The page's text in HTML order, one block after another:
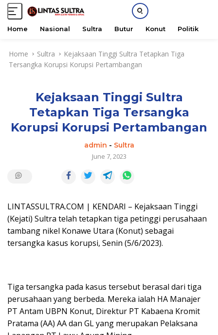
Home Nasional Sultra Butur Konut Politik
Home Sultra
Kejaksaan Tinggi Sultra Tetapkan Tiga
Tersangka Korupsi Korupsi Pertambangan
Kejaksaan Tinggi Sultra
Tetapkan Tiga Tersangka
Korupsi Korupsi Pertambangan
admin - Sultra
June 7, 2023
LINTASSULTRA.COM | KENDARI – Kejaksaan Tinggi
(Kejati) Sultra telah tetapkan tiga petinggi perusahaan
tambang nikel Konawe Utara (Konut) sebagai
tersangka kasus korupsi, Senin (5/6/2023).
Tiga tersangka pada kasus tersebut berasal dari tiga
perusahaan yang berbeda. Mereka ialah HA Manajer
PT Antam UBPN Konut, Direktur PT Kabaena Kromit
Pratama (AA) AA dan GL yang merupakan Pelaksana